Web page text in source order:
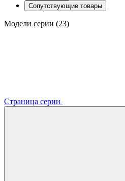
Сопутствующие товары
Модели серии (23)
Страница серии